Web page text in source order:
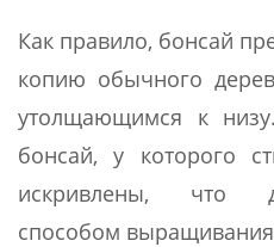
Как правило, бонсай
копию обычного
утолщающимся к
бонсай, у которого
искривлены, что
способом